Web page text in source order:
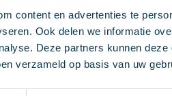
content en advertenties te
Ook delen we informatie
Deze partners kunnen
verzameld op basis van uw
BULK DEALS,WOND GEL
Oral Gel
3pcs 15ml